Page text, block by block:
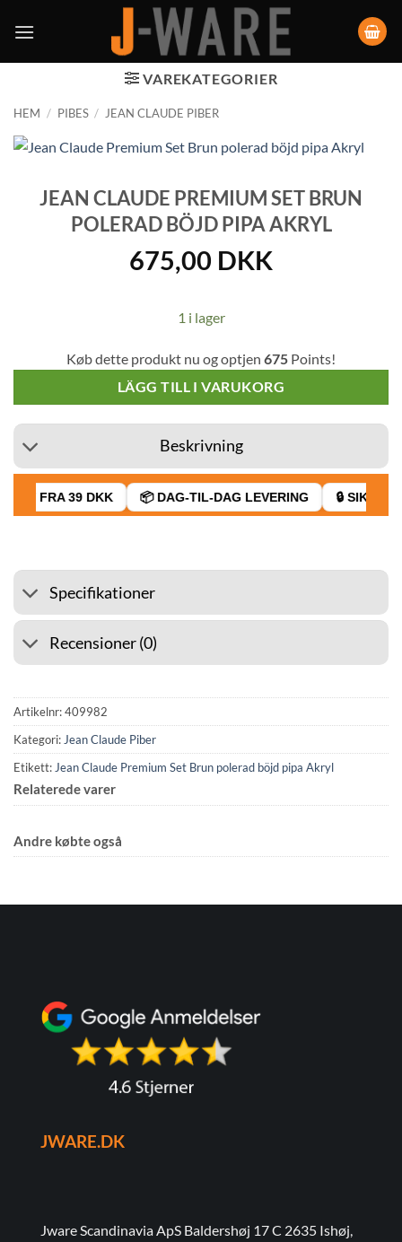
VAREKATEGORIER
HEM / PIBES / JEAN CLAUDE PIBER
JEAN CLAUDE PREMIUM SET BRUN
POLERAD BÖJD PIPA AKRYL
675,00 DKK
1 i lager
Køb dette produkt nu og optjen 675 Points!
LÄGG TILL I VARUKORG
Beskrivning
FRA 39 DKK 📦 DAG-TIL-DAG LEVERING 🔒 SIKKER
Specifikationer
Recensioner (0)
Artikelnr:409982
Kategori: Jean Claude Piber
Etikett: Jean Claude Premium Set Brun polerad böjd pipa Akryl
Relaterede varer
Andre købte også
JWARE.DK
Jware Scandinavia ApS Baldershøj 17 C 2635 Ishøj,